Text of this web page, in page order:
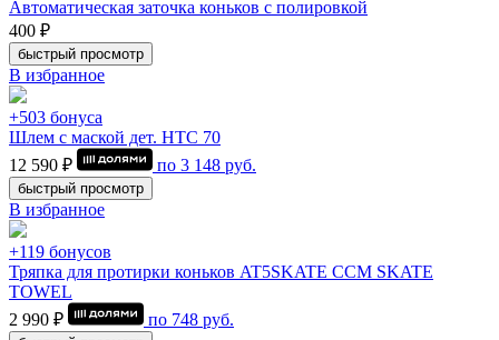
Автоматическая заточка коньков с полировкой
400 ₽
быстрый просмотр
В избранное
+503 бонуса
Шлем с маской дет. HTC 70
12 590 ₽
по 3 148 руб.
быстрый просмотр
В избранное
+119 бонусов
Тряпка для протирки коньков AT5SKATE CCM SKATE
TOWEL
2 990 ₽
по 748 руб.